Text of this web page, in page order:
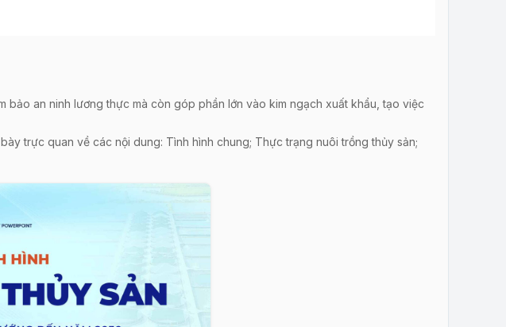
an ninh lương thực mà còn góp phần lớn vào kim ngạch xuất khẩu, tạo việc
trực quan về các nội dung: Tình hình chung; Thực trạng nuôi trồng thủy sản;